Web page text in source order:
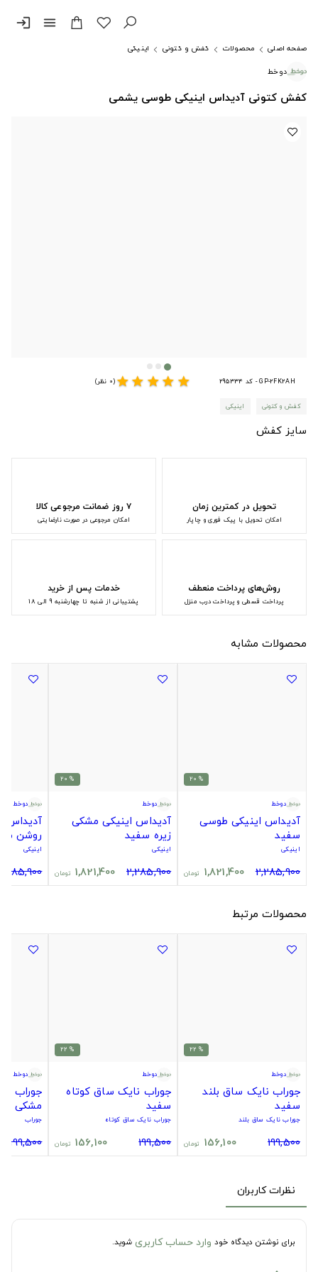
menu
login
صفحه اصلی محصولات کفش و کتونی
اینیکی
دوخط
کفش کتونی آدیداس اینیکی طوسی یشمی
GP-2FK2AH - کد 295334 star
star
star
star
star(0 نظر)
کفش و کتونی اینیکی
سایز کفش
تحویل در کمترین زمان
امکان تحویل با پیک فوری و چاپار
۷ روز ضمانت مرجوعی کالا
امکان مرجوعی در صورت نارضایتی
روش‌های پرداخت منعطف
پرداخت قسطی و پرداخت درب منزل
خدمات پس از خرید
پشتیبانی از شنبه تا چهارشنبه 9 الی 18
محصولات مشابه
% 20
دوخط
آدیداس اینیکی طوسی
سفید
اینیکی
2,285,900
1,821,400 تومان
% 20
دوخط
آدیداس اینیکی مشکی
زیره سفید
اینیکی
2,285,900
1,821,400 تومان
دوخط
آدیداس
روشن
اینیکی
محصولات مرتبط
% 22
دوخط
جوراب نایک ساق بلند
سفید
جوراب نایک ساق بلند
199,500
156,100 تومان
% 22
دوخط
جوراب نایک ساق کوتاه
سفید
جوراب نایک ساق کوتاه
199,500
156,100 تومان
دوخط
جوراب
مشکی
جوراب
199,500
نظرات کاربران
برای نوشتن دیدگاه خود وارد حساب کاربری شوید.